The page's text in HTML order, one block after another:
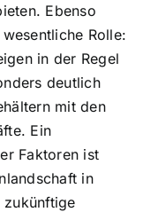
Ebenso
Rolle:
in der Regel
deutlich
mit den
Ein
Faktoren ist
in
zukünftige